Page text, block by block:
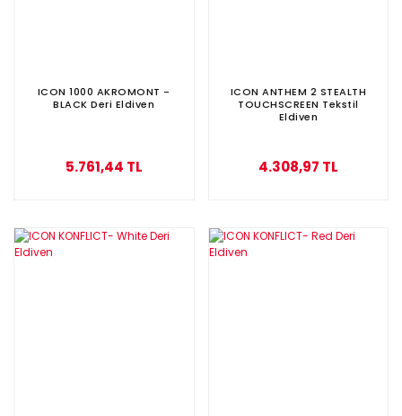
ICON 1000 AKROMONT -
BLACK Deri Eldiven
5.761,44 TL
ICON ANTHEM 2 STEALTH
TOUCHSCREEN Tekstil
Eldiven
4.308,97 TL